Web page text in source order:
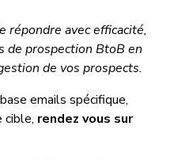
répondre avec efficacité,
de prospection BtoB en
de vos prospects.
emails spécifique,
cible, rendez vous sur